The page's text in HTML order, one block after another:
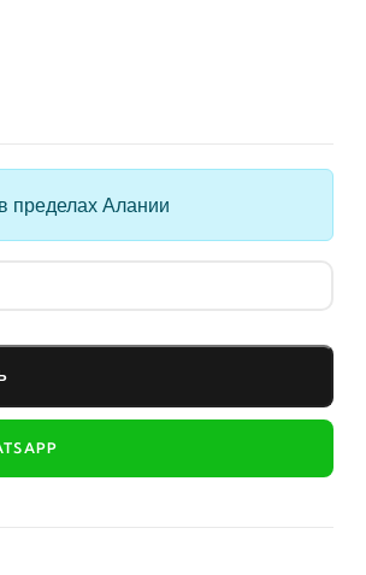
пределах Алании